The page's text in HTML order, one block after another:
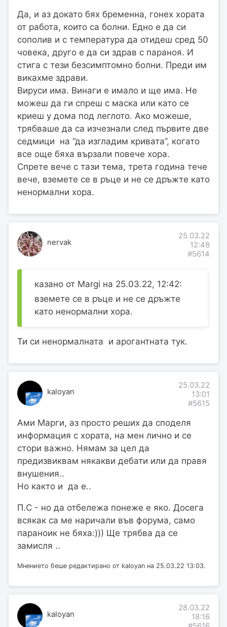
Да, и аз докато бях бременна, гонех хората
от работа, които са болни. Едно е да си
сополив и с температура да отидеш сред 50
човека, друго е да си здрав с параноя. И
стига с тези безсимптомно болни. Преди им
викахме здрави.
Вируси има. Винаги е имало и ще има. Не
можеш да ги спреш с маска или като се
криеш у дома под леглото. Ако можеше,
трябваше да са изчезнали след първите две
седмици на “да изгладим кривата”, когато
все още бяха вързали повече хора.
Спрете вече с тази тема, трета година тече
вече, вземете се в ръце и не се дръжте като
ненормални хора.
nervak
25.03.22
12:48
#5614
казано от Margi на 25.03.22, 12:42:
вземете се в ръце и не се дръжте
като ненормални хора.
Ти си ненормалната и арогантната тук.
kaloyan
25.03.22
13:01
#5615
Ами Марги, аз просто реших да споделя
информация с хората, на мен лично и се
стори важно. Нямам за цел да
предизвиквам някакви дебати или да правя
внушения..
Но както и да е..
П.С - но да отбележа понеже е яко. Досега
всякак са ме наричали във форума, само
параноик не бяха:))) Ще трябва да се
замисля ..
Мнението беше редактирано от kaloyan на 25.03.22 13:03.
kaloyan
28.03.22
18:16